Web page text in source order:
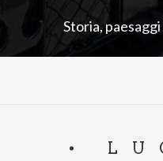
Storia,paesaggi